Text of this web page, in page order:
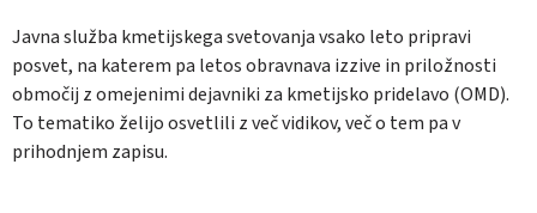
Javna služba kmetijskega svetovanja vsako leto pripravi
posvet, na katerem pa letos obravnava izzive in priložnosti
območij z omejenimi dejavniki za kmetijsko pridelavo (OMD).
To tematiko želijo osvetlili z več vidikov, več o tem pa v
prihodnjem zapisu.